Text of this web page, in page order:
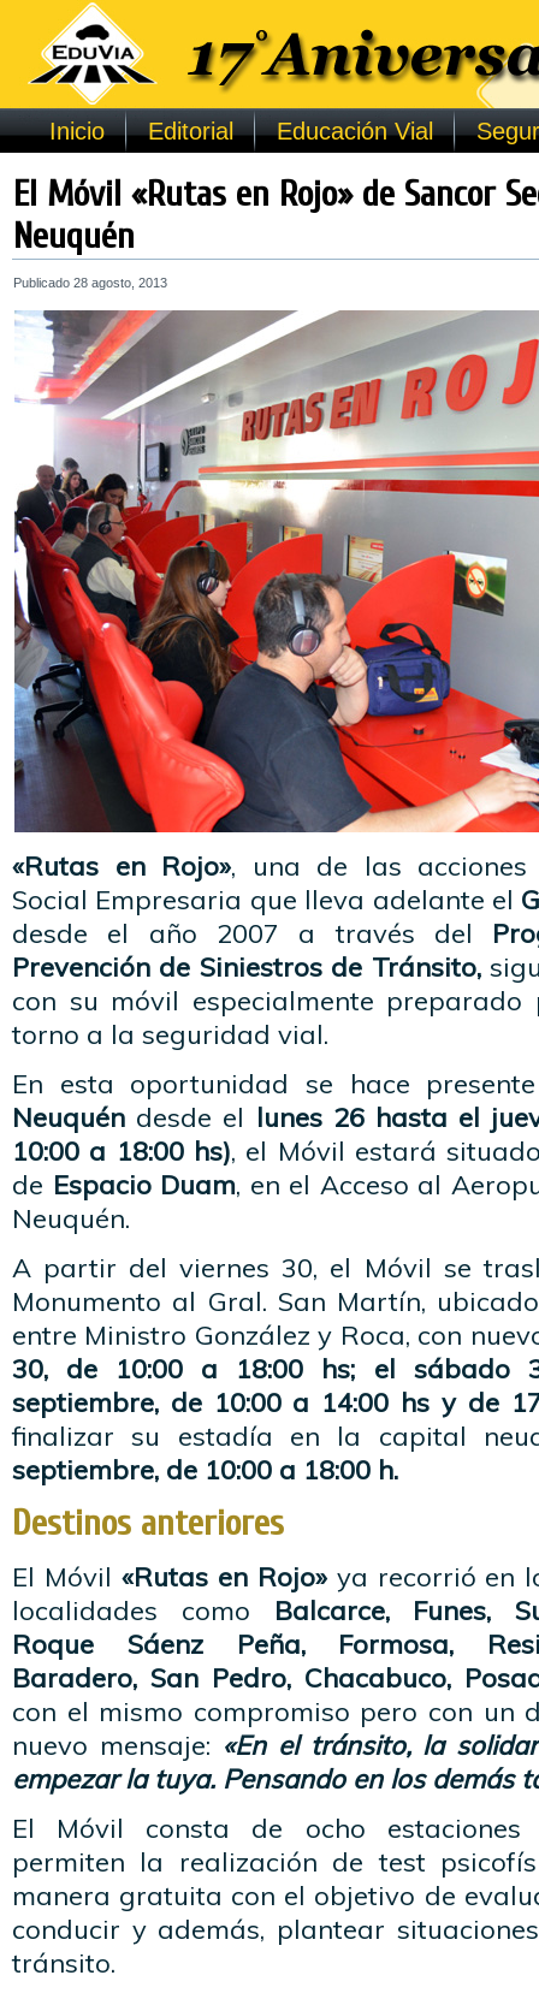
Inicio Editorial Educación Vial
El Móvil «Rutas en Rojo» de Sancor
Neuquén
Publicado 28 agosto, 2013
«Rutas en Rojo», una de las acciones
Social Empresaria que lleva adelante el
desde el año 2007 a través del
Prevención de Siniestros de Tránsito,
con su móvil especialmente
torno a la seguridad vial.
En esta oportunidad se hace
Neuquén desde el lunes 26 hasta el
10:00 a 18:00 hs), el Móvil estará
de Espacio Duam, en el Acceso al
Neuquén.
A partir del viernes 30, el Móvil se
Monumento al Gral. San Martín,
entre Ministro González y Roca, con
30, de 10:00 a 18:00 hs; el sábado
septiembre, de 10:00 a 14:00 hs y de
finalizar su estadía en la capital
septiembre, de 10:00 a 18:00 h.
Destinos anteriores
El Móvil «Rutas en Rojo»ya recorrió en
localidades como Balcarce, Funes,
Roque Sáenz Peña, Formosa,
Baradero, San Pedro, Chacabuco,
con el mismo compromiso pero con un
nuevo mensaje: «En el tránsito, la
empezar la tuya. Pensando en los demás
El Móvil consta de ocho estaciones
permiten la realización de test
manera gratuita con el objetivo de
conducir y además, plantear
tránsito.